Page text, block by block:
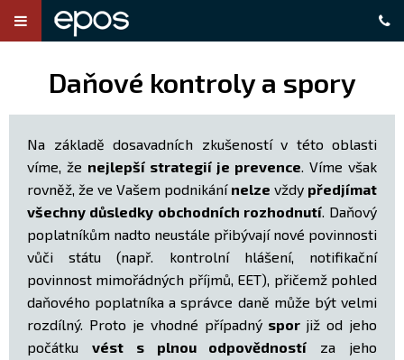
Daňové kontroly a spory
Na základě dosavadních zkušeností v této oblasti
víme, že nejlepší strategií je prevence. Víme však
rovněž, že ve Vašem podnikání nelze vždy předjímat
všechny důsledky obchodních rozhodnutí. Daňový
poplatníkům nadto neustále přibývají nové povinnosti
vůči státu (např. kontrolní hlášení, notifikační
povinnost mimořádných příjmů, EET), přičemž pohled
daňového poplatníka a správce daně může být velmi
rozdílný. Proto je vhodné případný spor již od jeho
počátku vést s plnou odpovědností za jeho